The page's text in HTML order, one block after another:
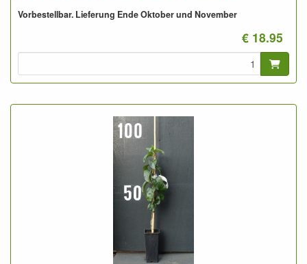
Meter)
verfrühter Produkionseintritt, gute Erträge.
Vorbestellbar. Lieferung Ende Oktober und November
€ 18.95